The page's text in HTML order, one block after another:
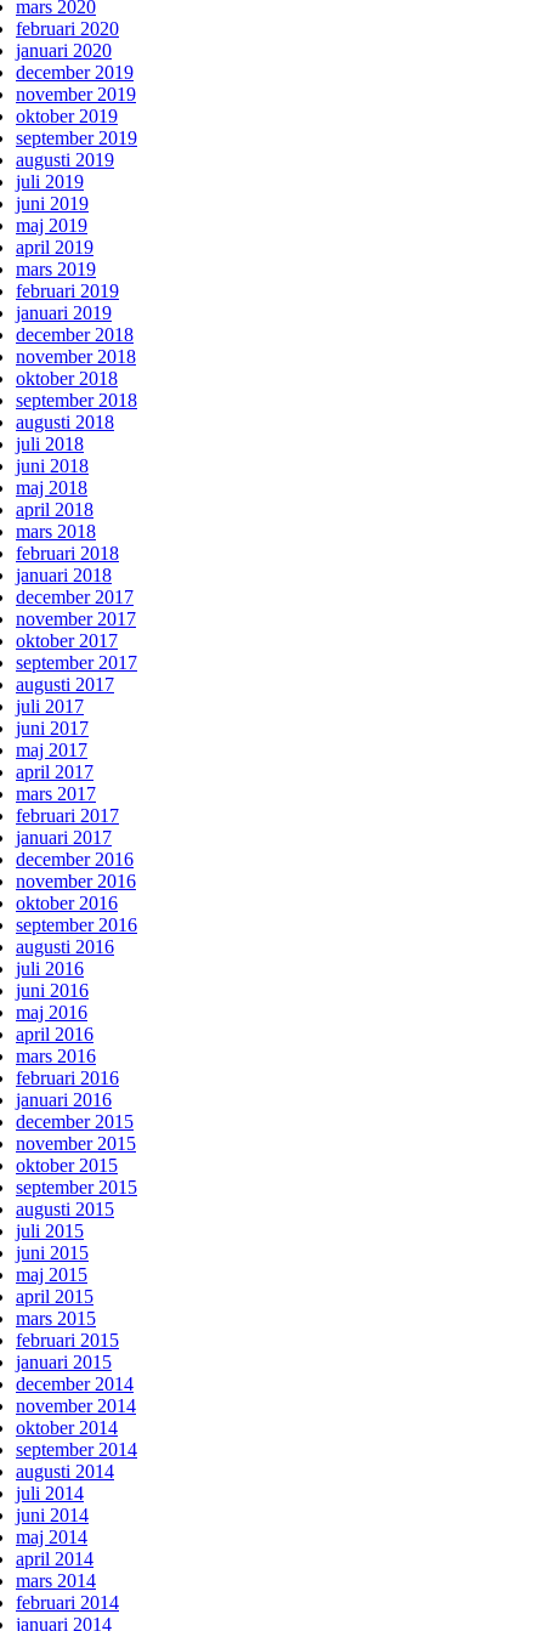
mars 2020
februari 2020
januari 2020
december 2019
november 2019
oktober 2019
september 2019
augusti 2019
juli 2019
juni 2019
maj 2019
april 2019
mars 2019
februari 2019
januari 2019
december 2018
november 2018
oktober 2018
september 2018
augusti 2018
juli 2018
juni 2018
maj 2018
april 2018
mars 2018
februari 2018
januari 2018
december 2017
november 2017
oktober 2017
september 2017
augusti 2017
juli 2017
juni 2017
maj 2017
april 2017
mars 2017
februari 2017
januari 2017
december 2016
november 2016
oktober 2016
september 2016
augusti 2016
juli 2016
juni 2016
maj 2016
april 2016
mars 2016
februari 2016
januari 2016
december 2015
november 2015
oktober 2015
september 2015
augusti 2015
juli 2015
juni 2015
maj 2015
april 2015
mars 2015
februari 2015
januari 2015
december 2014
november 2014
oktober 2014
september 2014
augusti 2014
juli 2014
juni 2014
maj 2014
april 2014
mars 2014
februari 2014
januari 2014